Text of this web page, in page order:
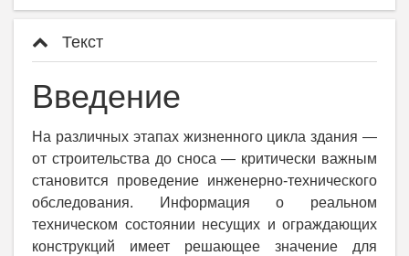
Текст
Введение
На различных этапах жизненного цикла здания —
от строительства до сноса — критически важным
становится проведение инженерно-технического
обследования. Информация о реальном
техническом состоянии несущих и ограждающих
конструкций имеет решающее значение для